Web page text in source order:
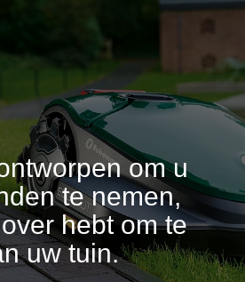
om u
te nemen,
hebt om te
uw tuin.